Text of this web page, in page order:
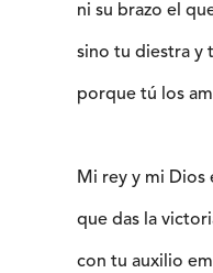
ni su brazo el
sino tu diestra y
porque tú los
Mi rey y mi Dios
que das la
con tu auxilio